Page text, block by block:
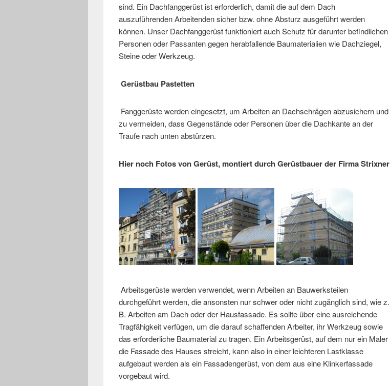
sind. Ein Dachfanggerüst ist erforderlich, damit die auf dem Dach
auszuführenden Arbeitenden sicher bzw. ohne Absturz ausgeführt werden
können. Unser Dachfanggerüst funktioniert auch Schutz für darunter befindlichen
Personen oder Passanten gegen herabfallende Baumaterialien wie Dachziegel,
Steine oder Werkzeug.
Gerüstbau Pastetten
Fanggerüste werden eingesetzt, um Arbeiten an Dachschrägen abzusichern und
zu vermeiden, dass Gegenstände oder Personen über die Dachkante an der
Traufe nach unten abstürzen.
Hier noch Fotos von Gerüst, montiert durch Gerüstbauer der Firma Strixner
Arbeitsgerüste werden verwendet, wenn Arbeiten an Bauwerksteilen
durchgeführt werden, die ansonsten nur schwer oder nicht zugänglich sind, wie z.
B. Arbeiten am Dach oder der Hausfassade. Es sollte über eine ausreichende
Tragfähigkeit verfügen, um die darauf schaffenden Arbeiter, ihr Werkzeug sowie
das erforderliche Baumaterial zu tragen. Ein Arbeitsgerüst, auf dem nur ein Maler
die Fassade des Hauses streicht, kann also in einer leichteren Lastklasse
aufgebaut werden als ein Fassadengerüst, von dem aus eine Klinkerfassade
vorgebaut wird.